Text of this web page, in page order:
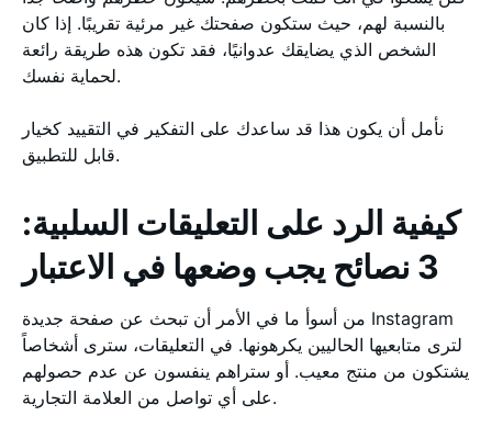
بالنسبة لهم، حيث ستكون صفحتك غير مرئية تقريبًا. إذا كان
الشخص الذي يضايقك عدوانيًا، فقد تكون هذه طريقة رائعة
لحماية نفسك.
نأمل أن يكون هذا قد ساعدك على التفكير في التقييد كخيار
قابل للتطبيق.
كيفية الرد على التعليقات السلبية:
3 نصائح يجب وضعها في الاعتبار
من أسوأ ما في الأمر أن تبحث عن صفحة جديدة Instagram
لترى متابعيها الحاليين يكرهونها. في التعليقات، سترى أشخاصاً
يشتكون من منتج معيب. أو ستراهم ينفسون عن عدم حصولهم
على أي تواصل من العلامة التجارية.